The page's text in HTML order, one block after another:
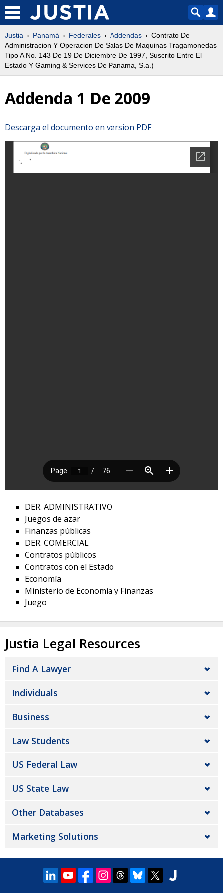
Justia Panamá Federales Addendas
Contrato De
Administracion Y Operacion De Salas De Maquinas Tragamonedas
Tipo A No. 143 De 19 De Diciembre De 1997, Suscrito Entre El
Estado Y Gaming & Services De Panama, S.a.)
Addenda 1 De 2009
Descarga el documento en version PDF
DER. ADMINISTRATIVO
Juegos de azar
Finanzas públicas
DER. COMERCIAL
Contratos públicos
Contratos con el Estado
Economía
Ministerio de Economía y Finanzas
Juego
Justia Legal Resources
Find A Lawyer
Individuals
Business
Law Students
US Federal Law
US State Law
Other Databases
Marketing Solutions